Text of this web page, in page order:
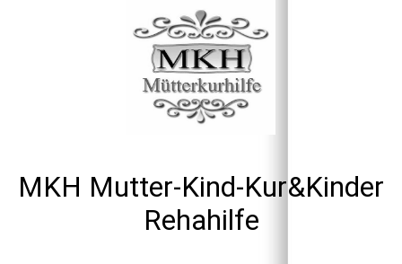
MKH Mutter-Kind-Kur&Kinder
Rehahilfe